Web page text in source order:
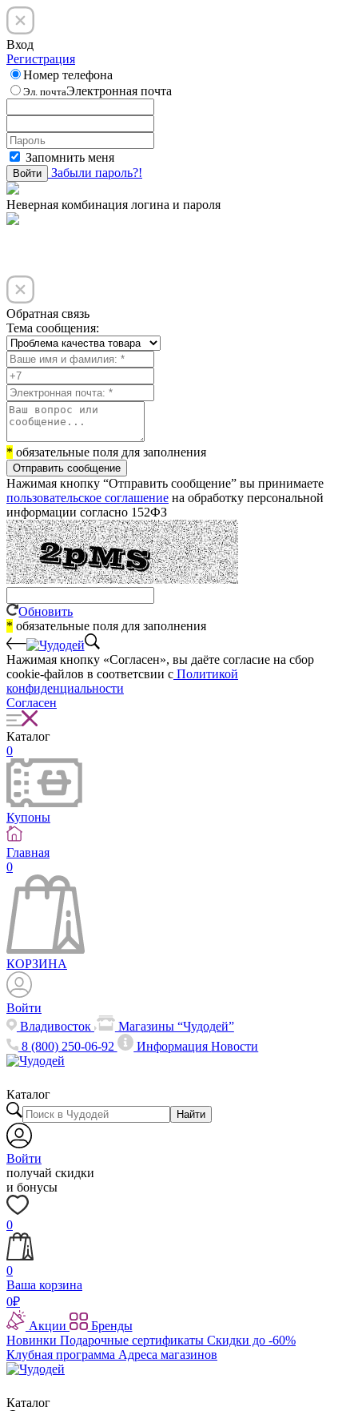
Вход
Регистрация
Номер телефона
Эл. почтаЭлектронная почта
Запомнить меня
Войти Забыли пароль?!
Неверная комбинация логина и пароля
Обратная связь
Тема сообщения:
* обязательные поля для заполнения
Отправить сообщение
Нажимая кнопку “Отправить сообщение” вы принимаете
пользовательское соглашение на обработку персональной
информации согласно 152ФЗ
Обновить
* обязательные поля для заполнения
Нажимая кнопку «Согласен», вы даёте cогласие на сбор
cookie-файлов в соответсвии с Политикой
конфиденциальности
Согласен
Каталог
0
Купоны
Главная
0
КОРЗИНА
Войти
Владивосток
Магазины “Чудодей”
8 (800) 250-06-92
ИнформацияНовости
Каталог
Найти
Войти
получай скидки
и бонусы
0
0
Ваша корзина
0₽
Акции
Бренды
Новинки Подарочные сертификаты Скидки до -60%
Клубная программа Адреса магазинов
Каталог